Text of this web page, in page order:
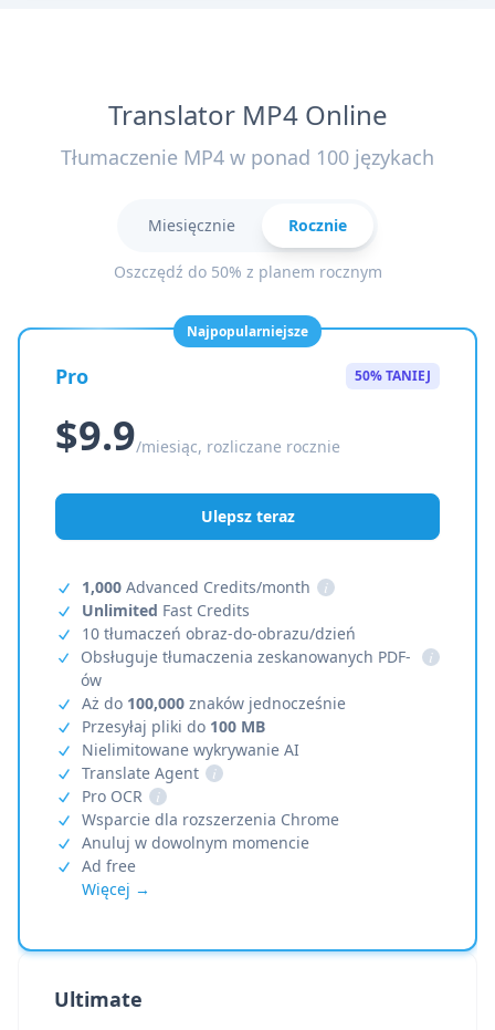
Translator MP4 Online
Tłumaczenie MP4 w ponad 100 językach
Miesięcznie Rocznie
Oszczędź do 50% z planem rocznym
Najpopularniejsze
Pro 50% TANIEJ
$9.9/miesiąc, rozliczane rocznie
Ulepsz teraz
1,000 Advanced Credits/month
i
Unlimited Fast Credits
10 tłumaczeń obraz-do-obrazu/dzień
Obsługuje tłumaczenia zeskanowanych PDF-
ów
i
Aż do 100,000 znaków jednocześnie
Przesyłaj pliki do 100 MB
Nielimitowane wykrywanie AI
Translate Agent
i
Pro OCR
i
Wsparcie dla rozszerzenia Chrome
Anuluj w dowolnym momencie
Ad free
Więcej →
Ultimate